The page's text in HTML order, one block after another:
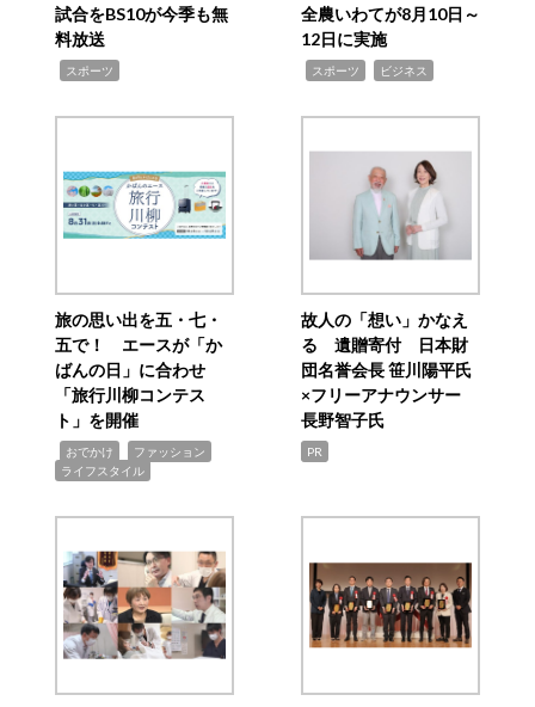
試合をBS10が今季も無
料放送
スポーツ
全農いわてが8月10日～
12日に実施
スポーツ ビジネス
旅の思い出を五・七・
五で！ エースが「か
ばんの日」に合わせ
「旅行川柳コンテス
ト」を開催
おでかけ ファッション
ライフスタイル
故人の「想い」かなえ
る 遺贈寄付 日本財
団名誉会長 笹川陽平氏
×フリーアナウンサー
長野智子氏
PR